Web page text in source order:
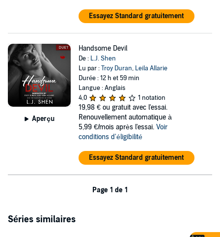
Essayez Standard gratuitement
Aperçu
Handsome Devil
De : L.J. Shen
Lu par :Troy Duran, Leila Allarie
Durée : 12 h et 59 min
Langue : Anglais
4,0
1 notation
19,98 € ou gratuit avec l'essai.
Renouvellement automatique à
5,99 €/mois après l'essai. Voir
conditions d'éligibilité
Essayez Standard gratuitement
Page 1 de 1
Séries similaires